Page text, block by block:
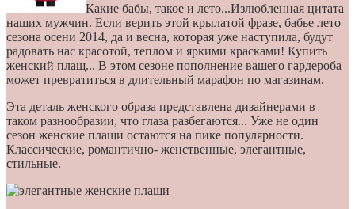
Какие бабы, такое и лето...Излюбленная цитата
наших мужчин. Если верить этой крылатой фразе, бабье лето
сезона осени 2014, да и весна, которая уже наступила, будут
радовать нас красотой, теплом и яркими красками! Купить
женский плащ... В этом сезоне пополнение вашего гардероба
может превратиться в длительный марафон по магазинам.
Эта деталь женского образа представлена дизайнерами в
таком разнообразии, что глаза разбегаются... Уже не один
сезон женские плащи остаются на пике популярности.
Классические, романтично- женственные, элегантные,
стильные.